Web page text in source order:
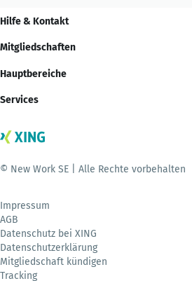
Hilfe & Kontakt
Mitgliedschaften
Hauptbereiche
Services
© New Work SE | Alle Rechte vorbehalten
Impressum
AGB
Datenschutz bei XING
Datenschutzerklärung
Mitgliedschaft kündigen
Tracking